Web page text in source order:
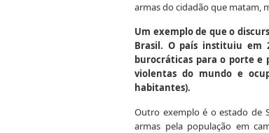
armas do cidadão que matam,
Um exemplo de que o
Brasil. O país instituiu em
burocráticas para o porte e
violentas do mundo e
habitantes).
Outro exemplo é o estado de
armas pela população em